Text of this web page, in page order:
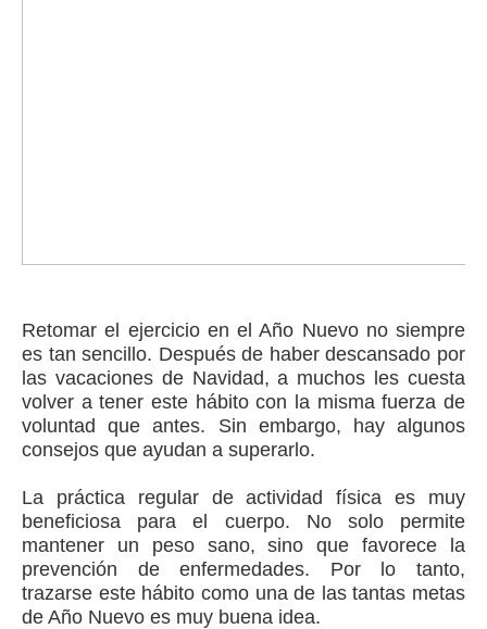
Retomar el ejercicio en el Año Nuevo no siempre
es tan sencillo. Después de haber descansado por
las vacaciones de Navidad, a muchos les cuesta
volver a tener este hábito con la misma fuerza de
voluntad que antes. Sin embargo, hay algunos
consejos que ayudan a superarlo.
La práctica regular de actividad física es muy
beneficiosa para el cuerpo. No solo permite
mantener un peso sano, sino que favorece la
prevención de enfermedades. Por lo tanto,
trazarse este hábito como una de las tantas metas
de Año Nuevo es muy buena idea.